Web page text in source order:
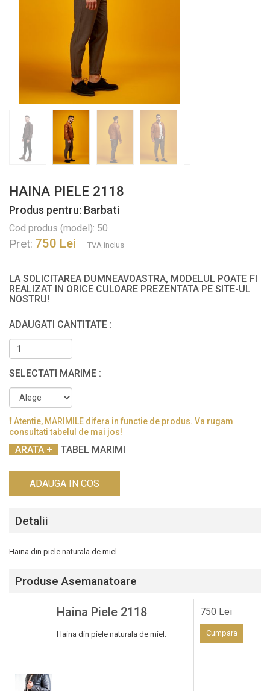
HAINA PIELE 2118
Produs pentru: Barbati
Cod produs (model): 50
Pret: 750 Lei TVA inclus
LA SOLICITAREA DUMNEAVOASTRA, MODELUL POATE FI
REALIZAT IN ORICE CULOARE PREZENTATA PE SITE-UL
NOSTRU!
ADAUGATI CANTITATE :
SELECTATI MARIME :
Atentie, MARIMILE difera in functie de produs. Va rugam
consultati tabelul de mai jos!
TABEL MARIMI
ADAUGA IN COS
Detalii
Haina din piele naturala de miel.
Produse Asemanatoare
Haina Piele 2118
Haina din piele naturala de miel.
750 Lei
Cumpara